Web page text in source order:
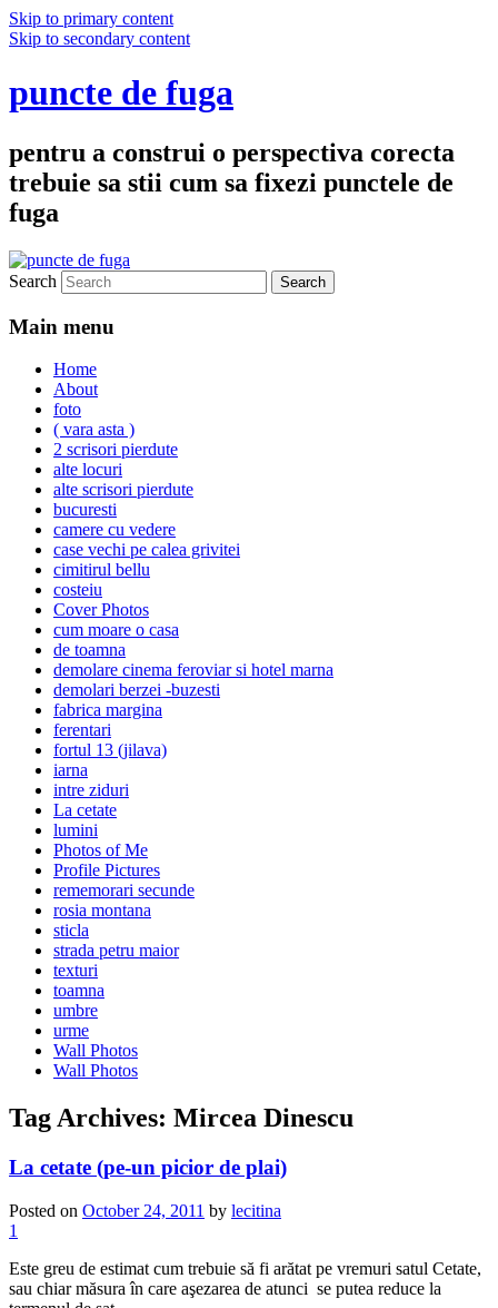
Skip to primary content
Skip to secondary content
puncte de fuga
pentru a construi o perspectiva corecta
trebuie sa stii cum sa fixezi punctele de
fuga
Search
Main menu
Home
About
foto
( vara asta )
2 scrisori pierdute
alte locuri
alte scrisori pierdute
bucuresti
camere cu vedere
case vechi pe calea grivitei
cimitirul bellu
costeiu
Cover Photos
cum moare o casa
de toamna
demolare cinema feroviar si hotel marna
demolari berzei -buzesti
fabrica margina
ferentari
fortul 13 (jilava)
iarna
intre ziduri
La cetate
lumini
Photos of Me
Profile Pictures
rememorari secunde
rosia montana
sticla
strada petru maior
texturi
toamna
umbre
urme
Wall Photos
Wall Photos
Tag Archives: Mircea Dinescu
La cetate (pe-un picior de plai)
Posted on October 24, 2011 by lecitina
1
Este greu de estimat cum trebuie să fi arătat pe vremuri satul Cetate,
sau chiar măsura în care aşezarea de atunci se putea reduce la